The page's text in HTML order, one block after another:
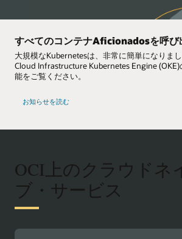
すべてのコンテナAficionadosを呼び
大規模なKubernetesは、非常に簡単になりま
Cloud Infrastructure Kubernetes Engine (OKE)
能をご覧ください。
お知らせを読む
OCI上のクラウドネ
ブ・サービス